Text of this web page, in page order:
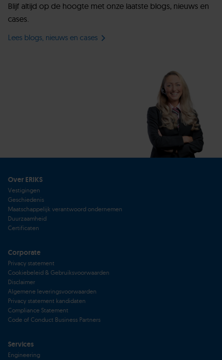
Blijf altijd op de hoogte met onze laatste blogs, nieuws en
cases.
Lees blogs, nieuws en cases
Over ERIKS
Vestigingen
Geschiedenis
Maatschappelijk verantwoord ondernemen
Duurzaamheid
Certificaten
Corporate
Privacy statement
Cookiebeleid & Gebruiksvoorwaarden
Disclaimer
Algemene leveringsvoorwaarden
Privacy statement kandidaten
Compliance Statement
Code of Conduct Business Partners
Services
Engineering